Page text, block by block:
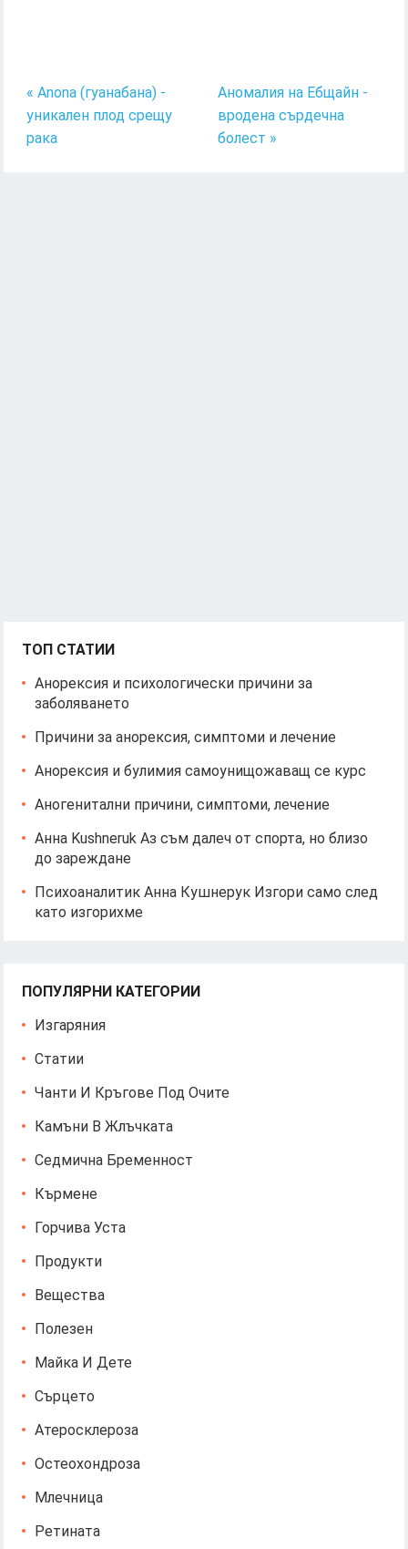
« Anona (гуанабана) -
уникален плод срещу
рака
Аномалия на Ебщайн -
вродена сърдечна
болест »
ТОП СТАТИИ
Анорексия и психологически причини за
заболяването
Причини за анорексия, симптоми и лечение
Анорексия и булимия самоунищожаващ се курс
Аногенитални причини, симптоми, лечение
Анна Kushneruk Аз съм далеч от спорта, но близо
до зареждане
Психоаналитик Анна Кушнерук Изгори само след
като изгорихме
ПОПУЛЯРНИ КАТЕГОРИИ
Изгаряния
Статии
Чанти И Кръгове Под Очите
Камъни В Жлъчката
Седмична Бременност
Кърмене
Горчива Уста
Продукти
Вещества
Полезен
Майка И Дете
Сърцето
Атеросклероза
Остеохондроза
Млечница
Ретината